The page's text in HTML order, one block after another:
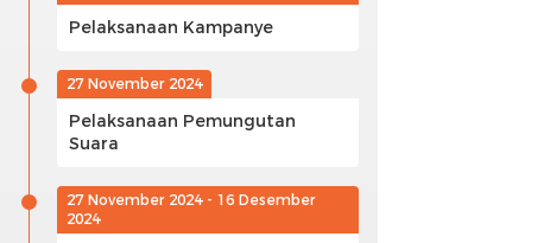
Pelaksanaan Kampanye
27 November 2024
Pelaksanaan Pemungutan
Suara
27 November 2024 - 16 Desember
2024